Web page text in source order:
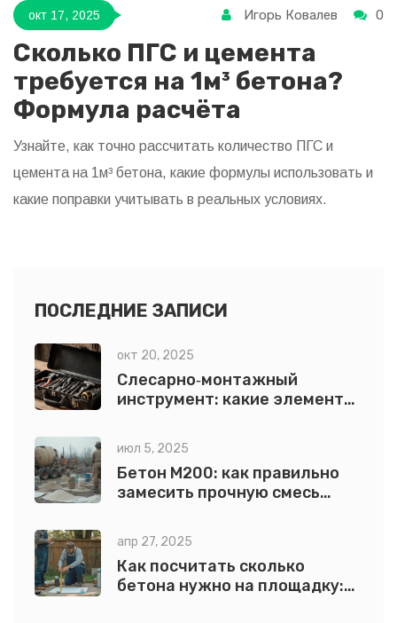
окт 17, 2025 Игорь Ковалев 0
Сколько ПГС и цемента
требуется на 1м³ бетона?
Формула расчёта
Узнайте, как точно рассчитать количество ПГС и
цемента на 1м³ бетона, какие формулы использовать и
какие поправки учитывать в реальных условиях.
ПОСЛЕДНИЕ ЗАПИСИ
окт 20, 2025
Слесарно‑монтажный
инструмент: какие элементы
июл 5, 2025
Бетон М200: как правильно
замесить прочную смесь
апр 27, 2025
Как посчитать сколько
бетона нужно на площадку: